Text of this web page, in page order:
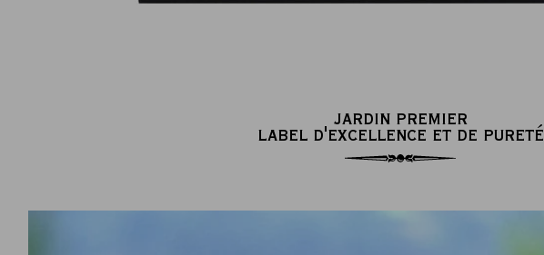
JARDIN PREMIER
LABEL D'EXCELLENCE ET DE PURETÉ